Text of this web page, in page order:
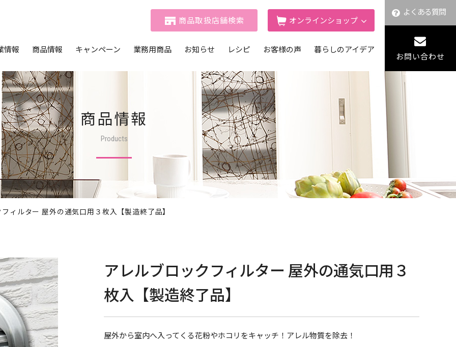
商品取扱店舗検索 オンラインショップ
情報
概要
理念
本方針
リティ経営
商品情報
動画ギャラリー
キャンペーン
おたのしみマークキャンペーン
おたのしみCLUB
おたのしみCLUBコミュニティ
業務用商品 お知らせ レシピ お客様の声 暮らしのアイデア
よくある質問
お問い合わせ
商品情報
Products
ィルター 屋外の通気口用３枚入【製造終了品】
アレルブロックフィルター 屋外の通気口用３
枚入【製造終了品】
屋外から室内へ入ってくる花粉やホコリをキャッチ！アレル物質を除去！